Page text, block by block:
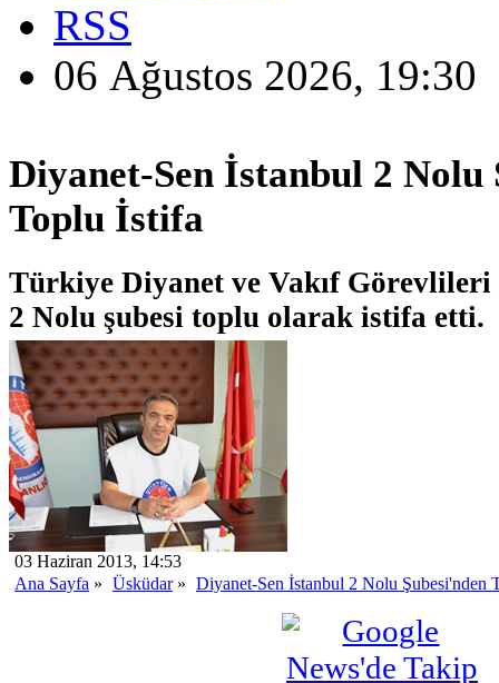
RSS
06 Ağustos 2026, 19:30
Diyanet-Sen İstanbul 2 Nolu
Toplu İstifa
Türkiye Diyanet ve Vakıf Görevlileri
2 Nolu şubesi toplu olarak istifa etti.
03 Haziran 2013, 14:53
Ana Sayfa » Üsküdar» Diyanet-Sen İstanbul 2 Nolu Şubesi'nden